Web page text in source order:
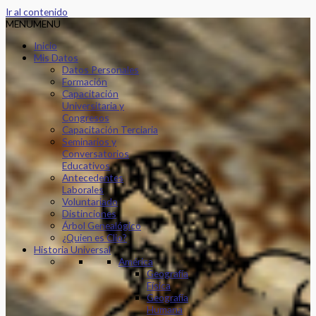
Ir al contenido
MENUMENU
Inicio
Mis Datos
Datos Personales
Formación
Capacitación
Universitaria y
Congresos
Capacitación Terciaria
Seminarios y
Conversatorios
Educativos
Antecedentes
Laborales
Voluntariado
Distinciones
Árbol Genealógico
¿Quien es Clio?
Historia Universal
América
Geografía
Física
Geografía
Humana